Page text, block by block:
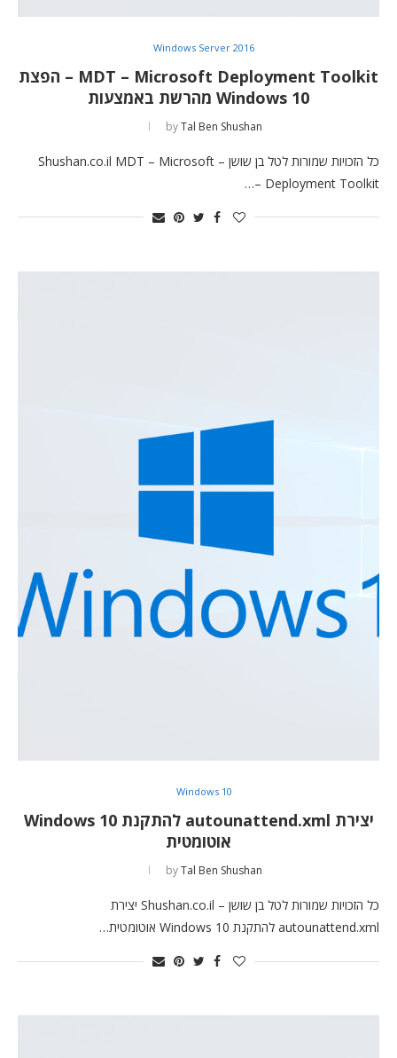
Windows Server 2016
MDT – Microsoft Deployment Toolkit – הפצת
Windows 10 מהרשת באמצעות
byTal Ben Shushan
כל הזכויות שמורות לטל בן שושן – Shushan.co.il MDT – Microsoft
Deployment Toolkit –…
Windows 10
יצירת autounattend.xml להתקנת Windows 10
אוטומטית
byTal Ben Shushan
כל הזכויות שמורות לטל בן שושן – Shushan.co.il יצירת
autounattend.xml להתקנת Windows 10 אוטומטית…